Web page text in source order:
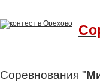
Соревнования "